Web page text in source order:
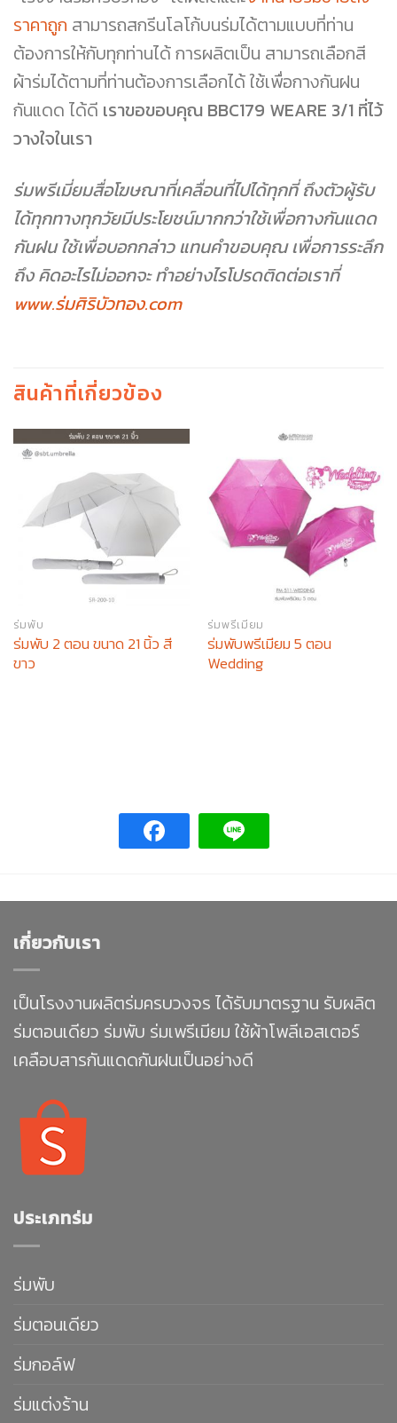
ราคาถูก สามารถสกรีนโลโก้บนร่มได้ตามแบบที่ท่าน
ต้องการให้กับทุกท่านได้ การผลิตเป็น สามารถเลือกสี
ผ้าร่มได้ตามที่ท่านต้องการเลือกได้ ใช้เพื่อกางกันฝน
กันแดด ได้ดี เราขอขอบคุณ BBC179 WEARE 3/1 ที่ไว้
วางใจในเรา
ร่มพรีเมี่ยมสื่อโฆษณาที่เคลื่อนที่ไปได้ทุกที่ ถึงตัวผู้รับ
ได้ทุกทางทุกวัยมีประโยชน์มากกว่าใช้เพื่อกางกันแดด
กันฝน ใช้เพื่อบอกกล่าว แทนคำขอบคุณ เพื่อการระลึก
ถึง คิดอะไรไม่ออกจะ ทำอย่างไรโปรดติดต่อเราที่
www.ร่มศิริบัวทอง.com
สินค้าที่เกี่ยวข้อง
ร่มพับ
ร่มพับ 2 ตอน ขนาด 21 นิ้ว สี
ขาว
ร่มพรีเมียม
ร่มพับพรีเมียม 5 ตอน
Wedding
เกี่ยวกับเรา
เป็นโรงงานผลิตร่มครบวงจร ได้รับมาตรฐาน รับผลิต
ร่มตอนเดียว ร่มพับ ร่มเพรีเมียม ใช้ผ้าโพลีเอสเตอร์
เคลือบสารกันแดดกันฝนเป็นอย่างดี
ประเภทร่ม
ร่มพับ
ร่มตอนเดียว
ร่มกอล์ฟ
ร่มแต่งร้าน